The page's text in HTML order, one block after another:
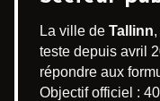
La ville de Tallinn
teste depuis avril
répondre aux
Objectif officiel :